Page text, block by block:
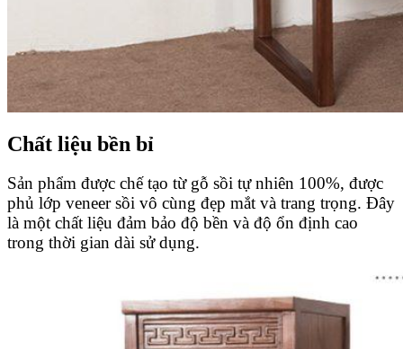
Chất liệu bền bỉ
Sản phẩm được chế tạo từ gỗ sồi tự nhiên 100%, được
phủ lớp veneer sồi vô cùng đẹp mắt và trang trọng. Đây
là một chất liệu đảm bảo độ bền và độ ổn định cao
trong thời gian dài sử dụng.